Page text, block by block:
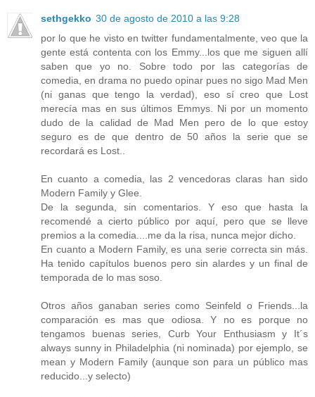
sethgekko 30 de agosto de 2010 a las 9:28
por lo que he visto en twitter fundamentalmente, veo que la
gente está contenta con los Emmy...los que me siguen allí
saben que yo no. Sobre todo por las categorías de
comedia, en drama no puedo opinar pues no sigo Mad Men
(ni ganas que tengo la verdad), eso sí creo que Lost
merecía mas en sus últimos Emmys. Ni por un momento
dudo de la calidad de Mad Men pero de lo que estoy
seguro es de que dentro de 50 años la serie que se
recordará es Lost..
En cuanto a comedia, las 2 vencedoras claras han sido
Modern Family y Glee.
De la segunda, sin comentarios. Y eso que hasta la
recomendé a cierto público por aquí, pero que se lleve
premios a la comedia....me da la risa, nunca mejor dicho.
En cuanto a Modern Family, es una serie correcta sin más.
Ha tenido capítulos buenos pero sin alardes y un final de
temporada de lo mas soso.
Otros años ganaban series como Seinfeld o Friends...la
comparación es mas que odiosa. Y no es porque no
tengamos buenas series, Curb Your Enthusiasm y It´s
always sunny in Philadelphia (ni nominada) por ejemplo, se
mean y Modern Family (aunque son para un público mas
reducido...y selecto)